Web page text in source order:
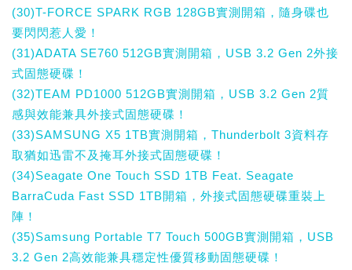
(30)T-FORCE SPARK RGB 128GB實測開箱，隨身碟也
要閃閃惹人愛！
(31)ADATA SE760 512GB實測開箱，USB 3.2 Gen 2外接
式固態硬碟！
(32)TEAM PD1000 512GB實測開箱，USB 3.2 Gen 2質
感與效能兼具外接式固態硬碟！
(33)SAMSUNG X5 1TB實測開箱，Thunderbolt 3資料存
取猶如迅雷不及掩耳外接式固態硬碟！
(34)Seagate One Touch SSD 1TB Feat. Seagate
BarraCuda Fast SSD 1TB開箱，外接式固態硬碟重裝上
陣！
(35)Samsung Portable T7 Touch 500GB實測開箱，USB
3.2 Gen 2高效能兼具穩定性優質移動固態硬碟！